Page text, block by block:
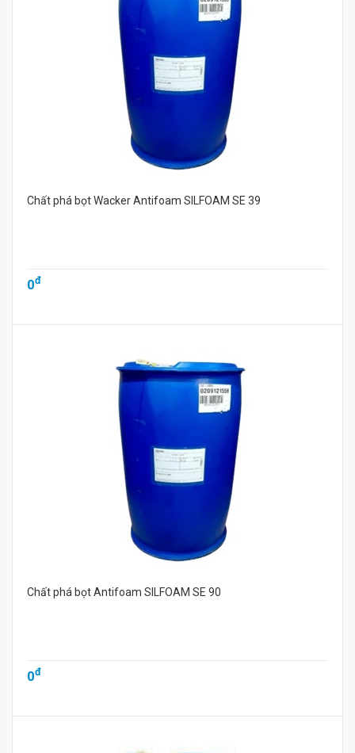
Chất phá bọt Wacker Antifoam SILFOAM SE 39
0đ
Chất phá bọt Antifoam SILFOAM SE 90
0đ